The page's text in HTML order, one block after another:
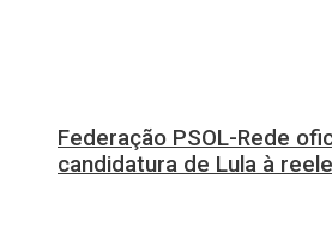
Federação PSOL-Rede
candidatura de Lula à